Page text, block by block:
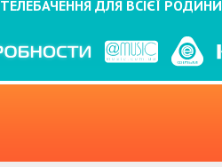
ТЕЛЕБАЧЕННЯ ДЛЯ ВСІЄЇ РОДИНИ